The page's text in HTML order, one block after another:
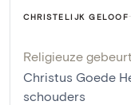
CHRISTELIJK GELOOF
Religieuze
Christus Goede
schouders